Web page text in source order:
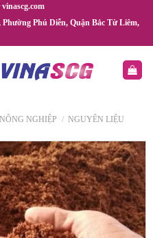
vinascg.com
Phú Diễn, Quận Bắc Từ Liêm,
NGHIỆP / NGUYÊN LIỆU